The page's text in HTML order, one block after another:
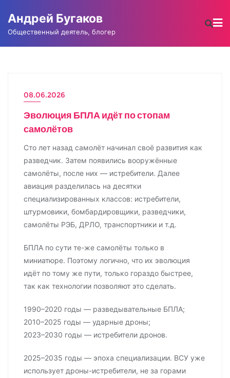
содержимому
Андрей Бугаков
Общественный деятель, блогер
08.06.2026
Эволюция БПЛА идёт по стопам
самолётов
Сто лет назад самолёт начинал своё развития как
разведчик. Затем появились вооружённые
самолёты, после них — истребители. Далее
авиация разделилась на десятки
специализированных классов: истребители,
штурмовики, бомбардировщики, разведчики,
самолёты РЭБ, ДРЛО, транспортники и т.д.
БПЛА по сути те-же самолёты только в
миниатюре. Поэтому логично, что их эволюция
идёт по тому же пути, только гораздо быстрее,
так как технологии позволяют это сделать.
1990–2020 годы — разведывательные БПЛА;
2010–2025 годы — ударные дроны;
2023–2030 годы — истребители дронов.
2025–2035 годы — эпоха специализации. ВСУ уже
использует дроны-истребители, не за горами